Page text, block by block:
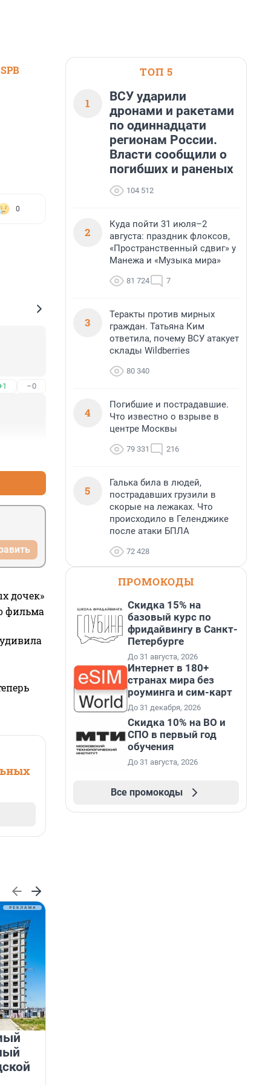
0
–0
дочек»
фильма
ТОП 5
1
ВСУ ударили
дронами и ракетами
по одиннадцати
регионам России.
Власти сообщили о
погибших и раненых
104 512
2
Куда пойти 31 июля–2
августа: праздник флоксов,
«Пространственный сдвиг» у
Манежа и «Музыка мира»
81 724 7
3
Теракты против мирных
граждан. Татьяна Ким
ответила, почему ВСУ атакует
склады Wildberries
80 340
4
Погибшие и пострадавшие.
Что известно о взрыве в
центре Москвы
79 331 216
5
Галька била в людей,
пострадавших грузили в
скорые на лежаках. Что
происходило в Геленджике
после атаки БПЛА
72 428
ПРОМОКОДЫ
Скидка 15% на
базовый курс по
фридайвингу в Санкт-
Петербурге
До 31 августа, 2026
Интернет в 180+
странах мира без
роуминга и сим-карт
До 31 декабря, 2026
Скидка 10% на ВО и
СПО в первый год
обучения
До 31 августа, 2026
Все промокоды